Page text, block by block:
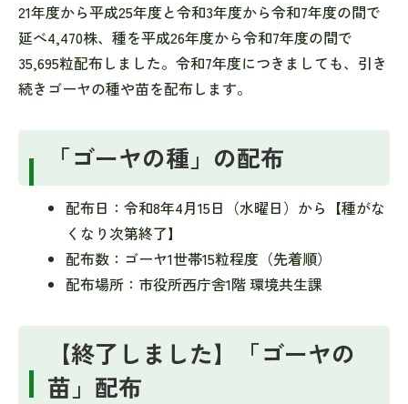
21年度から平成25年度と令和3年度から令和7年度の間で
延べ4,470株、種を平成26年度から令和7年度の間で
35,695粒配布しました。令和7年度につきましても、引き
続きゴーヤの種や苗を配布します。
「ゴーヤの種」の配布
配布日：令和8年4月15日（水曜日）から【種がな
くなり次第終了】
配布数：ゴーヤ1世帯15粒程度（先着順）
配布場所：市役所西庁舎1階 環境共生課
【終了しました】「ゴーヤの
苗」配布